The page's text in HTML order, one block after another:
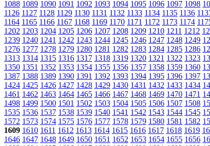
1088 1089 1090 1091 1092 1093 1094 1095 1096 1097 1098
1126 1127 1128 1129 1130 1131 1132 1133 1134 1135 1136
1164 1165 1166 1167 1168 1169 1170 1171 1172 1173 1174
1202 1203 1204 1205 1206 1207 1208 1209 1210 1211 1212
1239 1240 1241 1242 1243 1244 1245 1246 1247 1248 1249
1276 1277 1278 1279 1280 1281 1282 1283 1284 1285 1286
1313 1314 1315 1316 1317 1318 1319 1320 1321 1322 1323
1350 1351 1352 1353 1354 1355 1356 1357 1358 1359 1360
1387 1388 1389 1390 1391 1392 1393 1394 1395 1396 1397
1424 1425 1426 1427 1428 1429 1430 1431 1432 1433 1434
1461 1462 1463 1464 1465 1466 1467 1468 1469 1470 1471
1498 1499 1500 1501 1502 1503 1504 1505 1506 1507 1508
1535 1536 1537 1538 1539 1540 1541 1542 1543 1544 1545
1572 1573 1574 1575 1576 1577 1578 1579 1580 1581 1582
1609 1610 1611 1612 1613 1614 1615 1616 1617 1618 1619
1646 1647 1648 1649 1650 1651 1652 1653 1654 1655 1656